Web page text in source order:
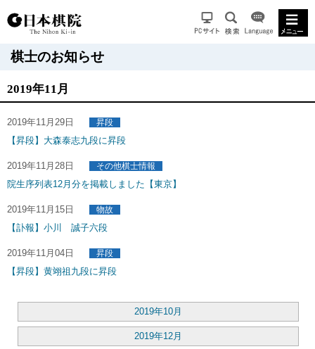
棋士のお知らせ
2019年11月
2019年11月29日 昇段
【昇段】大森泰志九段に昇段
2019年11月28日 その他棋士情報
院生序列表12月分を掲載しました【東京】
2019年11月15日 物故
【訃報】小川 誠子六段
2019年11月04日 昇段
【昇段】黄翊祖九段に昇段
2019年10月
2019年12月